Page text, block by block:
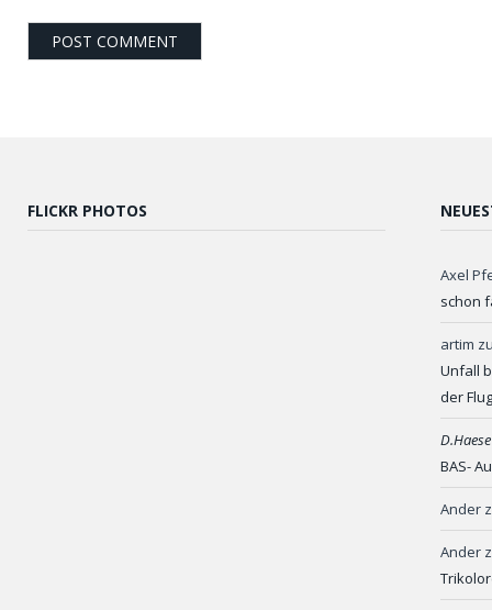
FLICKR PHOTOS
Axel
schon
artim
Unfall
der
BAS-
Ander
Ander